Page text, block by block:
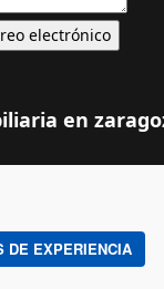
en
DE EXPERIENCIA